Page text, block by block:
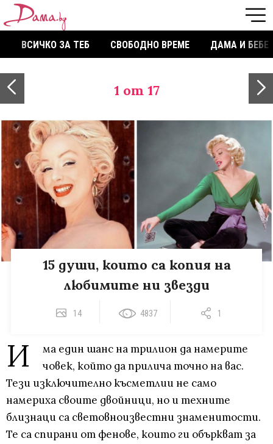
ВСИЧКО ЗА ТЕБ СВОБОДНО ВРЕМЕ ДАМА И БЕБЕ
1 от 17
15 души, които са копия на
любимите ни звезди
14 4837 1
И
ма един шанс на трилион да намерите
човек, който да прилича точно на вас.
Тези изключително късметлии не само
намериха своите двойници, но и техните
близнаци са световноизвестни знаменитости.
Те са спирани от фенове, които ги объркват за